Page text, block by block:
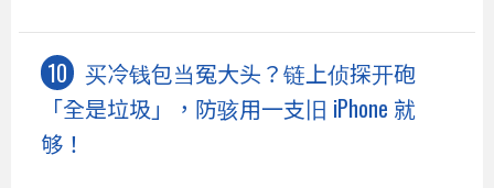
买冷钱包当冤大头？链上侦探开砲
「全是垃圾」，防骇用一支旧 iPhone 就
够！